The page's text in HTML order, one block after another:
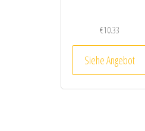
€10.33
Siehe Angebot